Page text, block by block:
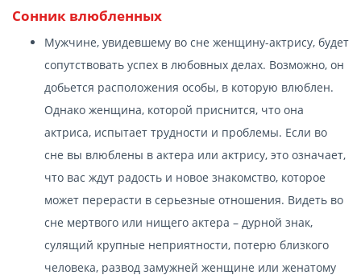
Сонник влюбленных
Мужчине, увидевшему во сне женщину-актрису, будет
сопутствовать успех в любовных делах. Возможно, он
добьется расположения особы, в которую влюблен.
Однако женщина, которой приснится, что она
актриса, испытает трудности и проблемы. Если во
сне вы влюблены в актера или актрису, это означает,
что вас ждут радость и новое знакомство, которое
может перерасти в серьезные отношения. Видеть во
сне мертвого или нищего актера – дурной знак,
сулящий крупные неприятности, потерю близкого
человека, развод замужней женщине или женатому